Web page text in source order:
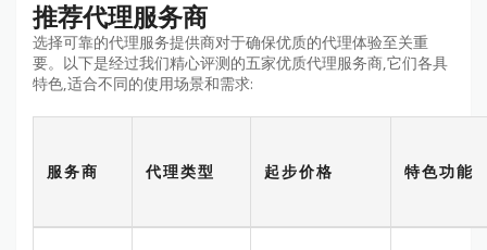
推荐代理服务商
选择可靠的代理服务提供商对于确保优质的代理体验至关重
要。以下是经过我们精心评测的五家优质代理服务商,它们各具
特色,适合不同的使用场景和需求:
服务商 代理类型 起步价格 特色功能